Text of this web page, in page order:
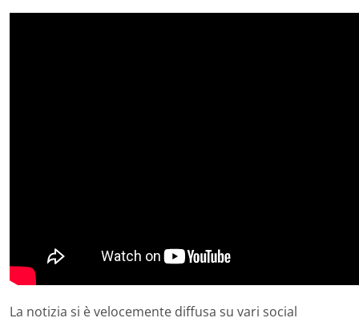
La notizia si è velocemente diffusa su vari social